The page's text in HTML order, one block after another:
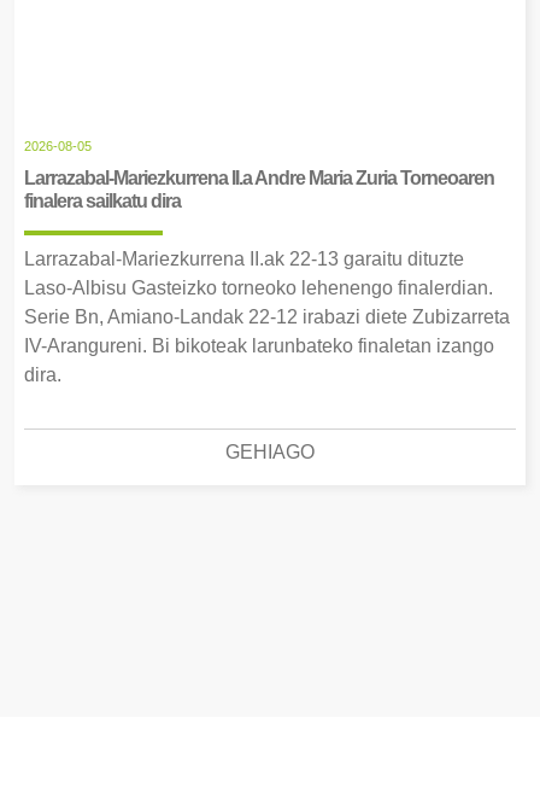
2026-08-05
Larrazabal-Mariezkurrena II.a Andre Maria Zuria Torneoaren
finalera sailkatu dira
Larrazabal-Mariezkurrena II.ak 22-13 garaitu dituzte
Laso-Albisu Gasteizko torneoko lehenengo finalerdian.
Serie Bn, Amiano-Landak 22-12 irabazi diete Zubizarreta
IV-Arangureni. Bi bikoteak larunbateko finaletan izango
dira.
GEHIAGO